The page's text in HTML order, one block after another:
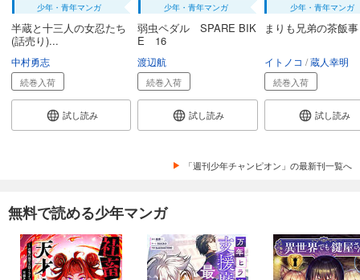
あらすじを表示する
弱虫ペダル 72
カート
試し読み
あらすじを表示する
あらすじを表示する
弱虫ペダル 74
少年・青年マンガ
半蔵と十三人の女忍たち
(話売り)...
中村勇志
続巻入荷
試し読み
少年・青年マンガ
弱虫ペダル SPARE BIK
E 16
渡辺航
続巻入荷
試し読み
少年・青年マンガ
まりも兄弟の茶飯
イトノコ 蔵人幸明
続巻入荷
試し読み
「週刊少年チャンピオン」の最新刊一覧へ
無料で読める少年マンガ